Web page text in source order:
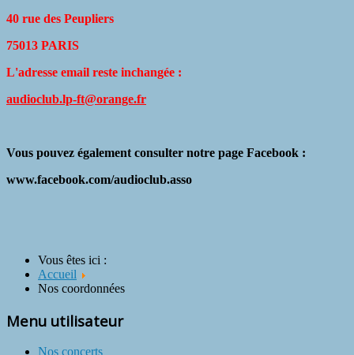
40 rue des Peupliers
75013 PARIS
L'adresse email reste inchangée :
audioclub.lp-ft@orange.fr
Vous pouvez également consulter notre page Facebook :
www.facebook.com/audioclub.asso
Vous êtes ici :
Accueil
Nos coordonnées
Menu utilisateur
Nos concerts